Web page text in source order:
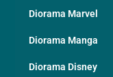
Diorama Marvel
Diorama Manga
Diorama Disney